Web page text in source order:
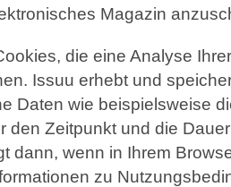
Magazin
die eine Analyse
Issuu erhebt und
Daten wie beispielsweise
den Zeitpunkt und die
dann, wenn in Ihrem
zu